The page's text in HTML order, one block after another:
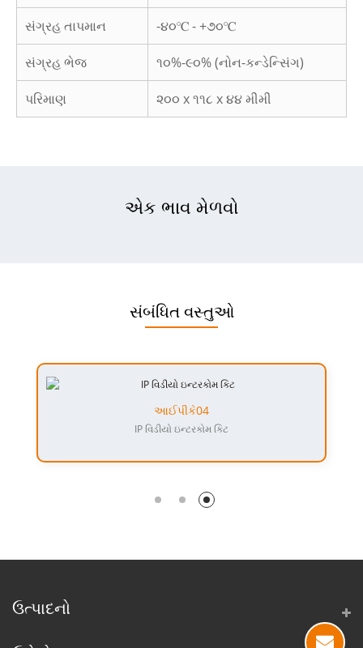
સંગ્રહ તાપમાન -૪૦℃ - +૭૦℃
સંગ્રહ ભેજ ૧૦%-૯૦% (નોન-કન્ડેન્સિંગ)
પરિમાણ ૨૦૦ x ૧૧૮ x ૪૪ મીમી
એક ભાવ મેળવો
સંબંધિત વસ્તુઓ
આઈપીકે04
IP વિડીયો ઇન્ટરકોમ કિટ
ઉત્પાદનો